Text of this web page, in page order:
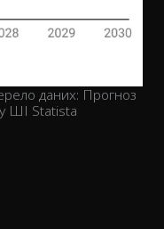
даних: Прогноз
ШІ Statista